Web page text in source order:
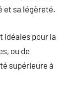
et sa légèreté.
idéales pour la
ou de
supérieure à